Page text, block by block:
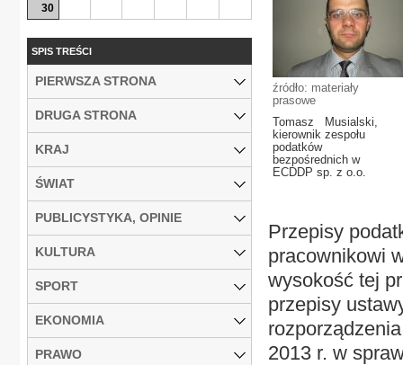
źródło: materiały
prasowe
Tomasz Musialski,
kierownik zespołu
podatków
bezpośrednich w
ECDDP sp. z o.o.
Przepisy
pracownikowi
wysokość tej
przepisy
2013 r. w
30
SPIS TREŚCI
PIERWSZA STRONA
DRUGA STRONA
KRAJ
ŚWIAT
PUBLICYSTYKA, OPINIE
KULTURA
SPORT
EKONOMIA
PRAWO